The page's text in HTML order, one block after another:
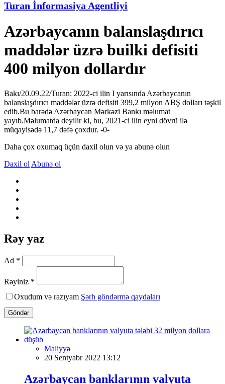
Turan İnformasiya Agentliyi
Azərbaycanın balanslaşdırıcı
maddələr üzrə builki defisiti
400 milyon dollardır
Bakı/20.09.22/Turan: 2022-ci ilin I yarısında Azərbaycanın
balanslaşdırıcı maddələr üzrə defisiti 399,2 milyon ABŞ dolları təşkil
edib.Bu barədə Azərbaycan Mərkəzi Bankı məlumat
yayıb.Məlumatda deyilir ki, bu, 2021-ci ilin eyni dövrü ilə
müqayisədə 11,7 dəfə çoxdur. -0-
Daha çox oxumaq üçün daxil olun və ya abunə olun
Daxil ol Abunə ol
Rəy yaz
Ad *
Rəyiniz *
Oxudum və razıyam Şərh göndərmə qaydaları
Göndər
Maliyyə
20 Sentyabr 2022 13:12
Azərbaycan banklarının valyuta